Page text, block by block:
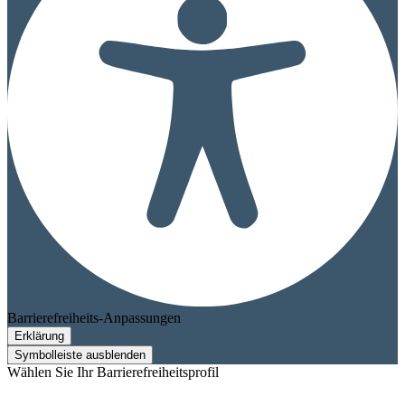
Barrierefreiheits-Anpassungen
Erklärung
Symbolleiste ausblenden
Wählen Sie Ihr Barrierefreiheitsprofil